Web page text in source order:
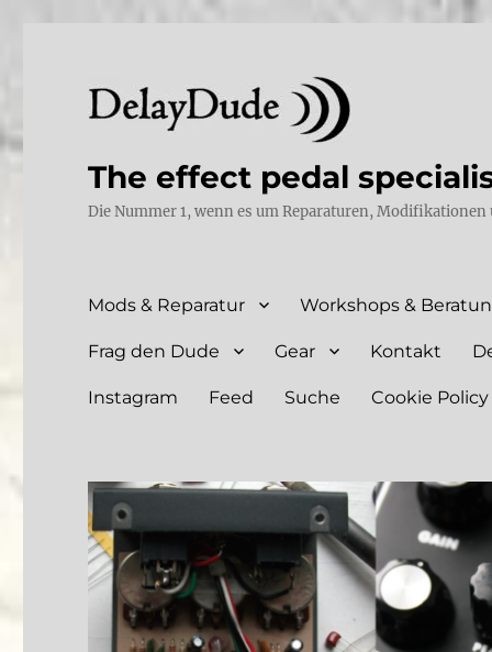
The effect pedal
Die Nummer 1, wenn es um Reparaturen,
Mods & Reparatur Workshops &
Frag den Dude Gear Kontakt
Instagram Feed Suche Cookie Policy